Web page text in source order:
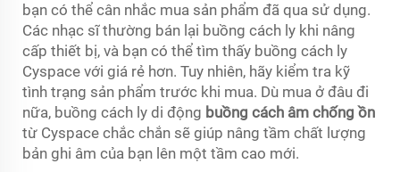
bạn có thể cân nhắc mua sản phẩm đã qua sử dụng.
Các nhạc sĩ thường bán lại buồng cách ly khi nâng
cấp thiết bị, và bạn có thể tìm thấy buồng cách ly
Cyspace với giá rẻ hơn. Tuy nhiên, hãy kiểm tra kỹ
tình trạng sản phẩm trước khi mua. Dù mua ở đâu đi
nữa, buồng cách ly di động buồng cách âm chống ồn
từ Cyspace chắc chắn sẽ giúp nâng tầm chất lượng
bản ghi âm của bạn lên một tầm cao mới.